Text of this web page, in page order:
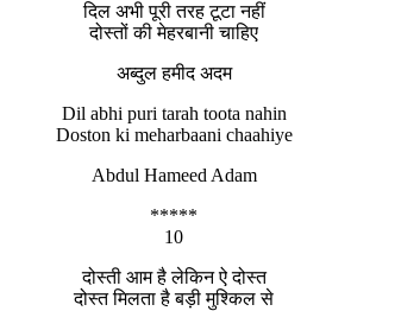
दिल अभी पूरी तरह टूटा नहीं
दोस्तों की मेहरबानी चाहिए
अब्दुल हमीद अदम
Dil abhi puri tarah toota nahin
Doston ki meharbaani chaahiye
Abdul Hameed Adam
*****
10
दोस्ती आम है लेकिन ऐ दोस्त
दोस्त मिलता है बड़ी मुश्किल से